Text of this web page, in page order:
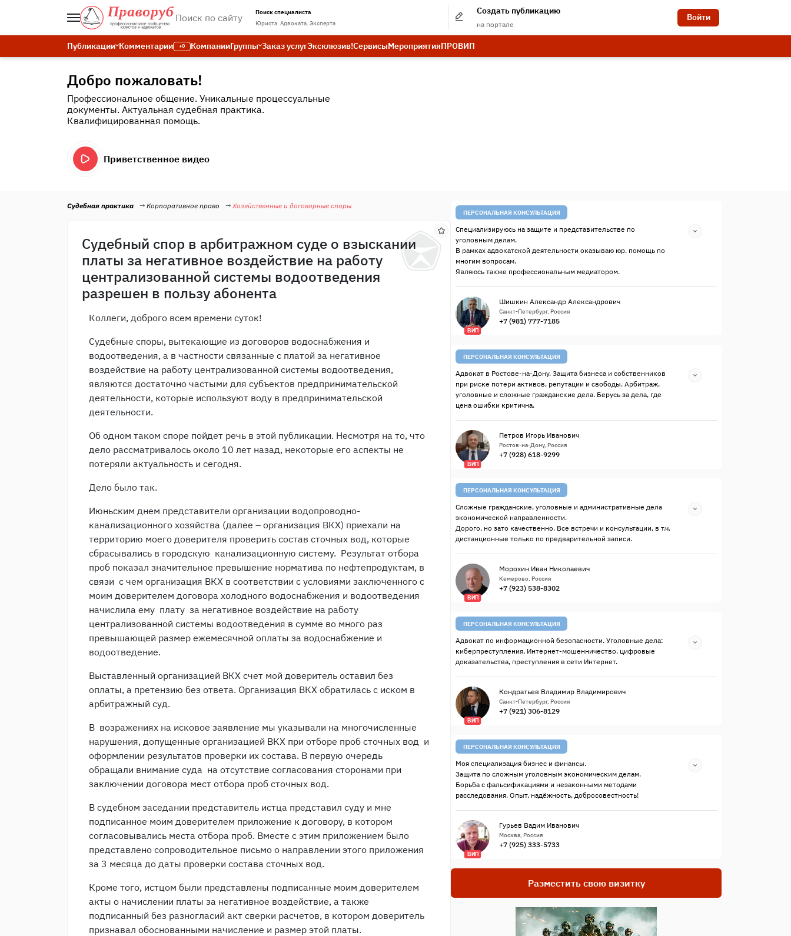
Поиск специалиста
Юриста. Адвоката. Эксперта
Создать публикацию
на портале
Войти
Публикации Комментарии +0 КомпанииГруппы Заказ услугЭксклюзив!СервисыМероприятияПРОВИП
Добро пожаловать!
Профессиональное общение. Уникальные процессуальные
документы. Актуальная судебная практика.
Квалифицированная помощь.
Приветственное видео
Судебная практика Корпоративное право Хозяйственные и договорные споры
Судебный спор в арбитражном суде о взыскании
платы за негативное воздействие на работу
централизованной системы водоотведения
разрешен в пользу абонента
Коллеги, доброго всем времени суток!
Судебные споры, вытекающие из договоров водоснабжения и
водоотведения, а в частности связанные с платой за негативное
воздействие на работу централизованной системы водоотведения,
являются достаточно частыми для субъектов предпринимательской
деятельности, которые используют воду в предпринимательской
деятельности.
Об одном таком споре пойдет речь в этой публикации. Несмотря на то, что
дело рассматривалось около 10 лет назад, некоторые его аспекты не
потеряли актуальность и сегодня.
Дело было так.
Июньским днем представители организации водопроводно-
канализационного хозяйства (далее – организация ВКХ) приехали на
территорию моего доверителя проверить состав сточных вод, которые
сбрасывались в городскую канализационную систему. Результат отбора
проб показал значительное превышение норматива по нефтепродуктам, в
связи с чем организация ВКХ в соответствии с условиями заключенного с
моим доверителем договора холодного водоснабжения и водоотведения
начислила ему плату за негативное воздействие на работу
централизованной системы водоотведения в сумме во много раз
превышающей размер ежемесячной оплаты за водоснабжение и
водоотведение.
Выставленный организацией ВКХ счет мой доверитель оставил без
оплаты, а претензию без ответа. Организация ВКХ обратилась с иском в
арбитражный суд.
В возражениях на исковое заявление мы указывали на многочисленные
нарушения, допущенные организацией ВКХ при отборе проб сточных вод и
оформлении результатов проверки их состава. В первую очередь
обращали внимание суда на отсутствие согласования сторонами при
заключении договора мест отбора проб сточных вод.
В судебном заседании представитель истца представил суду и мне
подписанное моим доверителем приложение к договору, в котором
согласовывались места отбора проб. Вместе с этим приложением было
представлено сопроводительное письмо о направлении этого приложения
за 3 месяца до даты проверки состава сточных вод.
Кроме того, истцом были представлены подписанные моим доверителем
акты о начислении платы за негативное воздействие, а также
подписанный без разногласий акт сверки расчетов, в котором доверитель
признавал обоснованными начисление и размер этой платы.
ПЕРСОНАЛЬНАЯ КОНСУЛЬТАЦИЯ
Специализируюсь на защите и представительстве по
уголовным делам.
В рамках адвокатской деятельности оказываю юр. помощь по
многим вопросам.
Являюсь также профессиональным медиатором.
ВИП
Шишкин Александр Александрович
Санкт-Петербург, Россия
+7 (981) 777-7185
ПЕРСОНАЛЬНАЯ КОНСУЛЬТАЦИЯ
Адвокат в Ростове-на-Дону. Защита бизнеса и собственников
при риске потери активов, репутации и свободы. Арбитраж,
уголовные и сложные гражданские дела. Берусь за дела, где
цена ошибки критична.
ВИП
Петров Игорь Иванович
Ростов-на-Дону, Россия
+7 (928) 618-9299
ПЕРСОНАЛЬНАЯ КОНСУЛЬТАЦИЯ
Сложные гражданские, уголовные и административные дела
экономической направленности.
Дорого, но зато качественно. Все встречи и консультации, в т.ч.
дистанционные только по предварительной записи.
ВИП
Морохин Иван Николаевич
Кемерово, Россия
+7 (923) 538-8302
ПЕРСОНАЛЬНАЯ КОНСУЛЬТАЦИЯ
Адвокат по информационной безопасности. Уголовные дела:
киберпреступления, Интернет-мошенничество, цифровые
доказательства, преступления в сети Интернет.
ВИП
Кондратьев Владимир Владимирович
Санкт-Петербург, Россия
+7 (921) 306-8129
ПЕРСОНАЛЬНАЯ КОНСУЛЬТАЦИЯ
Моя специализация бизнес и финансы.
Защита по сложным уголовным экономическим делам.
Борьба с фальсификациями и незаконными методами
расследования. Опыт, надёжность, добросовестность!
ВИП
Гурьев Вадим Иванович
Москва, Россия
+7 (925) 333-5733
Разместить свою визитку